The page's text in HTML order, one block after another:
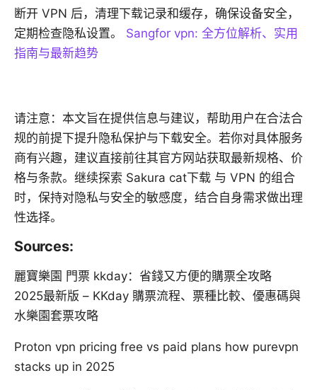
断开 VPN 后，清理下载记录和缓存，确保设备安全，
定期检查隐私设置。 Sangfor vpn: 全方位解析、实用
指南与最新趋势
请注意：本文旨在提供信息与建议，帮助用户在合法合
规的前提下提升隐私保护与下载安全。若你对具体服务
商有兴趣，建议直接前往其官方网站获取最新规格、价
格与条款。继续探索 Sakura cat下载 与 VPN 的组合
时，保持对隐私与安全的敏感度，结合自身需求做出理
性选择。
Sources:
麗寶樂園 門票 kkday：省錢又方便的購票全攻略
2025最新版 – KKday 購票流程、票種比較、優惠碼與
水樂園套票攻略
Proton vpn pricing free vs paid plans how purevpn
stacks up in 2025